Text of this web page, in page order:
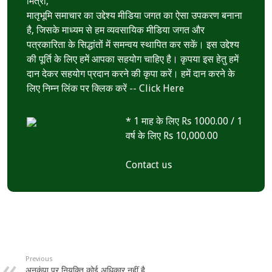
मातृभूमि समाचार का उद्देश्य मीडिया जगत का ऐसा उपकरण बनाना
है, जिसके माध्यम से हम व्यवसायिक मीडिया जगत और
पत्रकारिता के सिद्धांतों में समन्वय स्थापित कर सकें। इस उद्देश्य
की पूर्ति के लिए हमें आपका सहयोग चाहिए है। कृपया इस हेतु हमें
दान देकर सहयोग प्रदान करने की कृपा करें। हमें दान करने के
लिए निम्न लिंक पर क्लिक करें --Click Here
* 1 माह के लिए Rs 1000.00 / 1
वर्ष के लिए Rs 10,000.00
Contact us
Previous